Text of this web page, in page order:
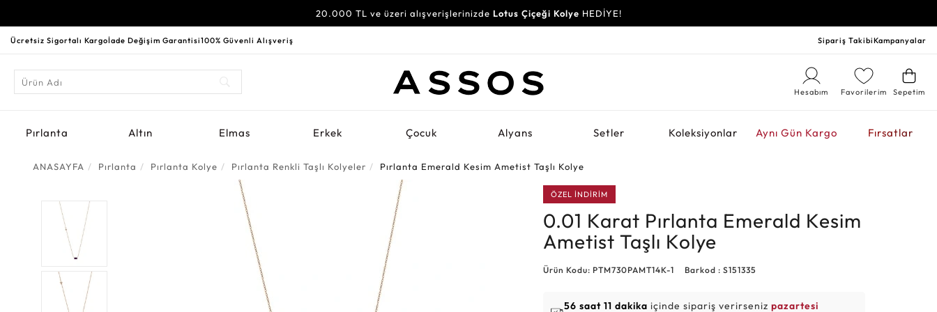
20.000 TL ve üzeri alışverişlerinizde Lotus Çiçeği Kolye HEDİYE!
Ücretsiz Sigortalı Kargoİade Değişim Garantisi100% Güvenli Alışveriş Sipariş TakibiKampanyalar
Sepetim
Favorilerim
Hesabım
Pırlanta Altın Elmas Erkek Çocuk Alyans Setler Koleksiyonlar Aynı Gün Kargo Fırsatlar
ANASAYFA Pırlanta Pırlanta Kolye Pırlanta Renkli Taşlı Kolyeler Pırlanta Emerald Kesim Ametist Taşlı Kolye
ÖZEL İNDİRİM
0.01 Karat Pırlanta Emerald Kesim
Ametist Taşlı Kolye
Ürün Kodu: PTM730PAMT14K-1 Barkod : S151335
56 saat 11 dakika içinde sipariş verirsenizpazartesi